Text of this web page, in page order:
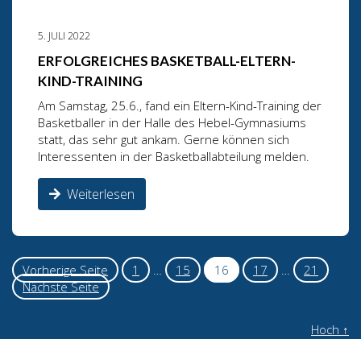
5. JULI 2022
ERFOLGREICHES BASKETBALL-ELTERN-
KIND-TRAINING
Am Samstag, 25.6., fand ein Eltern-Kind-Training der
Basketballer in der Halle des Hebel-Gymnasiums
statt, das sehr gut ankam. Gerne können sich
Interessenten in der Basketballabteilung melden.
Weiterlesen
Vorherige Seite 1 … 15 16 17 …
21
Nächste Seite
Hoch ↑